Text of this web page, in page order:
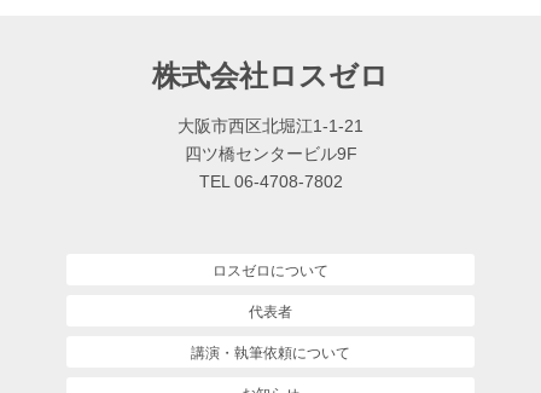
株式会社ロスゼロ
大阪市西区北堀江1-1-21
四ツ橋センタービル9F
TEL 06-4708-7802
ロスゼロについて
代表者
講演・執筆依頼について